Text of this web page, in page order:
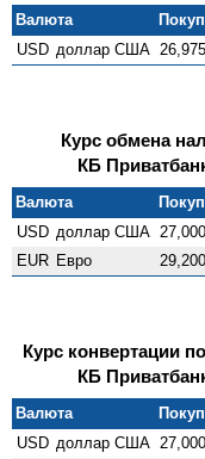
Валюта
USD доллар США
Курс обмена
КБ
Валюта
USD доллар США
EUR Евро
Курс конвертации
КБ
Валюта
USD доллар США